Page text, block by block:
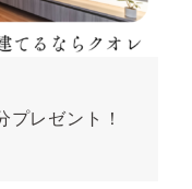
プレゼント！